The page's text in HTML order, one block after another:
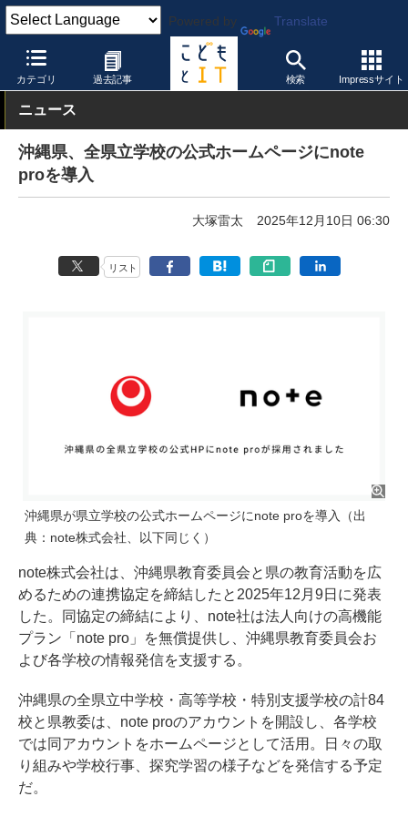
Powered by Translate
カテゴリ 過去記事 検索 Impressサイト
こどもとIT 製品・サービス 校務支援システム
ニュース
沖縄県、全県立学校の公式ホームページにnote
proを導入
大塚雷太 2025年12月10日 06:30
リスト
沖縄県が県立学校の公式ホームページにnote proを導入（出
典：note株式会社、以下同じく）
note株式会社は、沖縄県教育委員会と県の教育活動を広
めるための連携協定を締結したと2025年12月9日に発表
した。同協定の締結により、note社は法人向けの高機能
プラン「note pro」を無償提供し、沖縄県教育委員会お
よび各学校の情報発信を支援する。
沖縄県の全県立中学校・高等学校・特別支援学校の計84
校と県教委は、note proのアカウントを開設し、各学校
では同アカウントをホームページとして活用。日々の取
り組みや学校行事、探究学習の様子などを発信する予定
だ。